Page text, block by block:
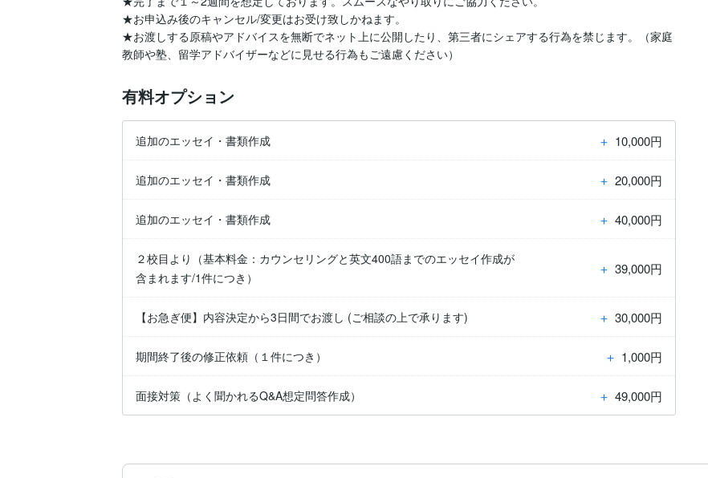
★お申込み後のキャンセル/変更はお受け致しかねます。
★お渡しする原稿やアドバイスを無断でネット上に公開したり、第三者にシェアする行為を禁じます。（家庭
教師や塾、留学アドバイザーなどに見せる行為もご遠慮ください）
有料オプション
追加のエッセイ・書類作成 ＋ 10,000円
追加のエッセイ・書類作成 ＋ 20,000円
追加のエッセイ・書類作成 ＋ 40,000円
２校目より（基本料金：カウンセリングと英文400語までのエッセイ作成が
含まれます/1件につき）
＋ 39,000円
【お急ぎ便】内容決定から3日間でお渡し (ご相談の上で承ります) ＋ 30,000円
期間終了後の修正依頼（１件につき） ＋ 1,000円
面接対策（よく聞かれるQ&A想定問答作成） ＋ 49,000円